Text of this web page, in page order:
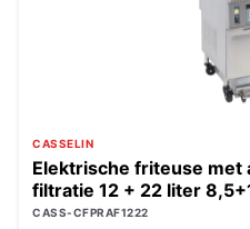
CASSELIN
Elektrische friteuse met
filtratie 12 + 22 liter
CASS-CFPRAF1222